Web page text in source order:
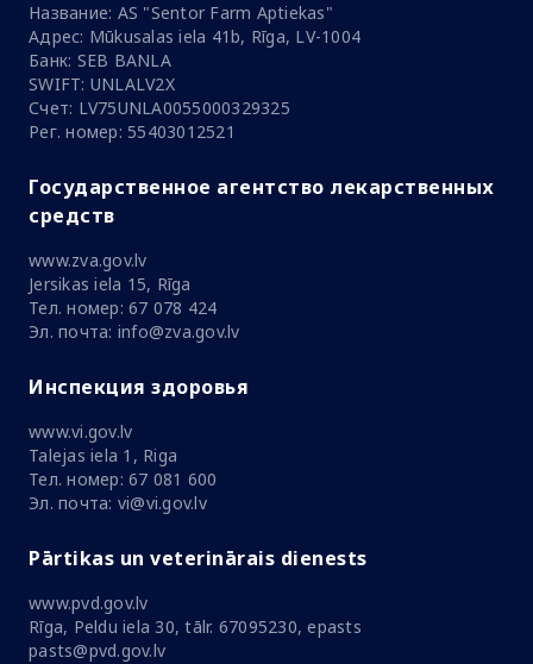
Название: AS "Sentor Farm Aptiekas"
Адрес: Mūkusalas iela 41b, Rīga, LV-1004
Банк: SEB BANLA
SWIFT: UNLALV2X
Счет: LV75UNLA0055000329325
Рег. номер: 55403012521
Государственное агентство лекарственных
средств
www.zva.gov.lv
Jersikas iela 15, Rīga
Тел. номер: 67 078 424
Эл. почта: info@zva.gov.lv
Инспекция здоровья
www.vi.gov.lv
Talejas iela 1, Riga
Тел. номер: 67 081 600
Эл. почта: vi@vi.gov.lv
Pārtikas un veterinārais dienests
www.pvd.gov.lv
Rīga, Peldu iela 30, tālr. 67095230, epasts
pasts@pvd.gov.lv